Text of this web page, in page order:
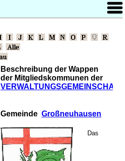
Beschreibung der Wappen
der Mitgliedskommunen der
Gemeinde Großneuhausen
Das